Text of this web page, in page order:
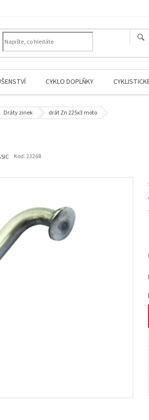
CYKLO DOPLŇKY
Dráty zinek drát Zn 225x3 moto
Kód:23268